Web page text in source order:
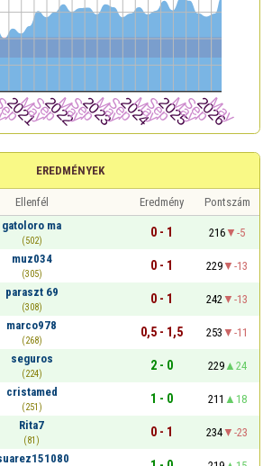
EREDMÉNYEK
Ellenfél Eredmény
Pontszám
gatoloro ma
(502)
0 - 1 216
-5
muz034
(305)
0 - 1 229
-13
paraszt 69
(308)
0 - 1 242
-13
marco978
(268)
0,5 - 1,5 253
-11
seguros
(224)
2 - 0 229
24
cristamed
(251)
1 - 0 211
18
Rita7
(81)
0 - 1 234
-23